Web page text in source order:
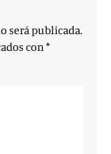
será publicada.
con*